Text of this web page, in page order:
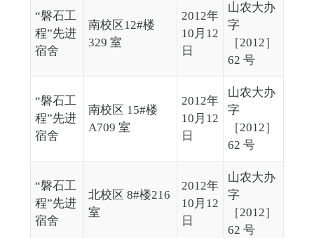
“磐石工
程”先进
宿舍
南校区12#楼
329 室
2012年
10月12
日
山农大办
字
［2012］
62 号
“磐石工
程”先进
宿舍
南校区 15#楼
A709 室
2012年
10月12
日
山农大办
字
［2012］
62 号
“磐石工
程”先进
宿舍
北校区 8#楼216
室
2012年
10月12
日
山农大办
字
［2012］
62 号